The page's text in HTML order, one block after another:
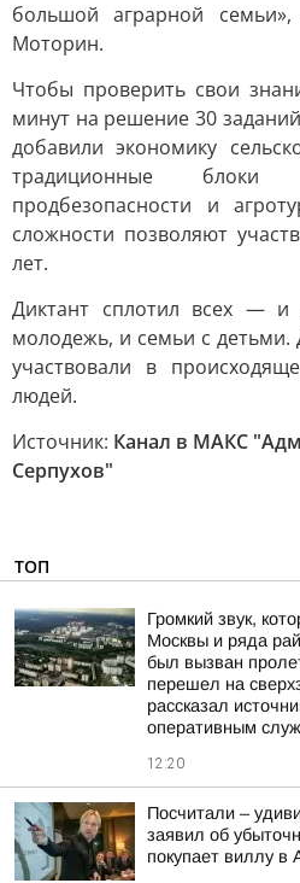
большой аграрной
Моторин.
Чтобы проверить свои
минут на решение 30
добавили экономику
традиционные блоки
продбезопасности и
сложности позволяют
лет.
Диктант сплотил всех — и
молодежь, и семьи с детьми.
участвовали в
людей.
Источник: Канал в МАКС
Серпухов"
ТОП
Громкий звук,
Москвы и ряда
был вызван
перешел на
рассказал
оперативным
12:20
Посчитали –
заявил об
покупает виллу в